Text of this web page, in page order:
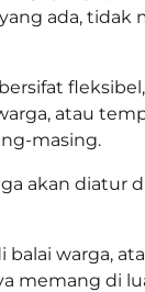
ada, tidak
atau
masing.
akan diatur
balai warga,
memang di